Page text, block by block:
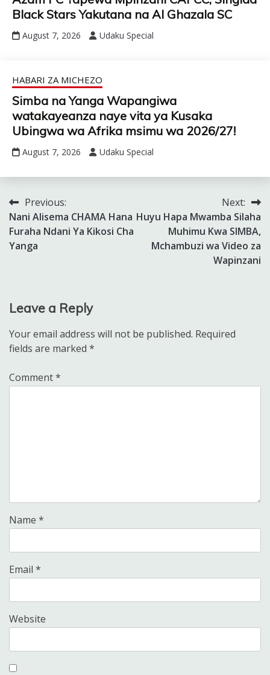
Black Stars Yakutana na Al Ghazala SC
August 7, 2026 Udaku Special
HABARI ZA MICHEZO
Simba na Yanga Wapangiwa
watakayeanza naye vita ya Kusaka
Ubingwa wa Afrika msimu wa 2026/27!
August 7, 2026 Udaku Special
Post
navigation
Previous:
Nani Alisema CHAMA Hana
Furaha Ndani Ya Kikosi Cha
Yanga
Next:
Huyu Hapa Mwamba Silaha
Muhimu Kwa SIMBA,
Mchambuzi wa Video za
Wapinzani
Leave a Reply
Your email address will not be published. Required
fields are marked *
Comment*
Name *
Email *
Website